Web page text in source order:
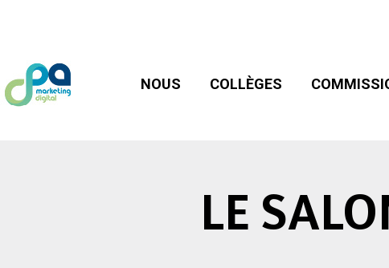
NOUS COLLÈGES
LE